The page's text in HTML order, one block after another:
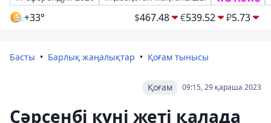
+33° $467.48 €539.52 ₽5.73
Басты Барлық жаңалықтар Қоғам тынысы
09:15, 29 қараша 2023
Қоғам
Сәрсенбі күні жеті қалада